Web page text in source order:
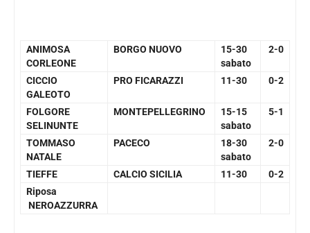
ANIMOSA
CORLEONE
BORGO NUOVO
15-30
sabato
2-0
CICCIO
GALEOTO
PRO FICARAZZI 11-30 0-2
FOLGORE
SELINUNTE
MONTEPELLEGRINO
15-15
sabato
5-1
TOMMASO
NATALE
PACECO
18-30
sabato
2-0
TIEFFE CALCIO SICILIA 11-30
0-2
Riposa
NEROAZZURRA